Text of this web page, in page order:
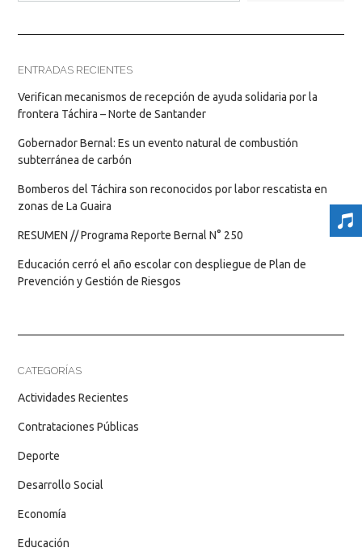
ENTRADAS RECIENTES
Verifican mecanismos de recepción de ayuda solidaria por la
frontera Táchira – Norte de Santander
Gobernador Bernal: Es un evento natural de combustión
subterránea de carbón
Bomberos del Táchira son reconocidos por labor rescatista en
zonas de La Guaira
RESUMEN // Programa Reporte Bernal N° 250
Educación cerró el año escolar con despliegue de Plan de
Prevención y Gestión de Riesgos
CATEGORÍAS
Actividades Recientes
Contrataciones Públicas
Deporte
Desarrollo Social
Economía
Educación